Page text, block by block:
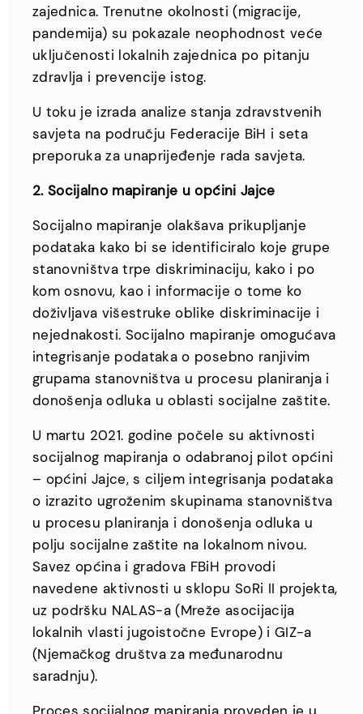
zajednica. Trenutne okolnosti (migracije,
pandemija) su pokazale neophodnost veće
uključenosti lokalnih zajednica po pitanju
zdravlja i prevencije istog.
U toku je izrada analize stanja zdravstvenih
savjeta na području Federacije BiH i seta
preporuka za unaprijeđenje rada savjeta.
2. Socijalno mapiranje u općini Jajce
Socijalno mapiranje olakšava prikupljanje
podataka kako bi se identificiralo koje grupe
stanovništva trpe diskriminaciju, kako i po
kom osnovu, kao i informacije o tome ko
doživljava višestruke oblike diskriminacije i
nejednakosti. Socijalno mapiranje omogućava
integrisanje podataka o posebno ranjivim
grupama stanovništva u procesu planiranja i
donošenja odluka u oblasti socijalne zaštite.
U martu 2021. godine počele su aktivnosti
socijalnog mapiranja o odabranoj pilot općini
– općini Jajce, s ciljem integrisanja podataka
o izrazito ugroženim skupinama stanovništva
u procesu planiranja i donošenja odluka u
polju socijalne zaštite na lokalnom nivou.
Savez općina i gradova FBiH provodi
navedene aktivnosti u sklopu SoRi II projekta,
uz podršku NALAS-a (Mreže asocijacija
lokalnih vlasti jugoistočne Evrope) i GIZ-a
(Njemačkog društva za međunarodnu
saradnju).